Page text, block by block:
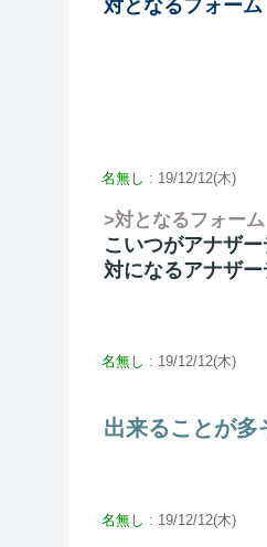
対となるフォーム
名無し : 19/12/12(木)
>対となるフォーム
こいつがアナザ
対になるアナザ
名無し : 19/12/12(木)
出来ることが多
名無し : 19/12/12(木)